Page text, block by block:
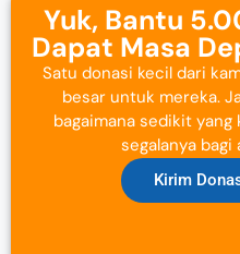
Yuk, Bantu
Dapat Masa
Satu donasi kecil dari
besar untuk mereka.
bagaimana sedikit
segalanya
Kirim